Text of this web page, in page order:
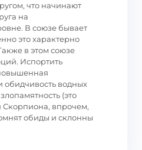
что начинают
на
В союзе бывает
это характерно
в этом союзе
Испортить
обидчивость водных
(это
Скорпиона, впрочем,
обиды и склонны